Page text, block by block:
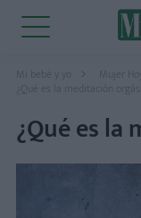
Mi bebé y yo Mujer Hoy
¿Qué es la meditación
¿Qué es la